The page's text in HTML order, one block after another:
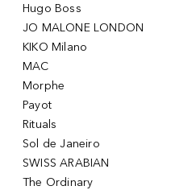
Hugo Boss
JO MALONE LONDON
KIKO Milano
MAC
Morphe
Payot
Rituals
Sol de Janeiro
SWISS ARABIAN
The Ordinary